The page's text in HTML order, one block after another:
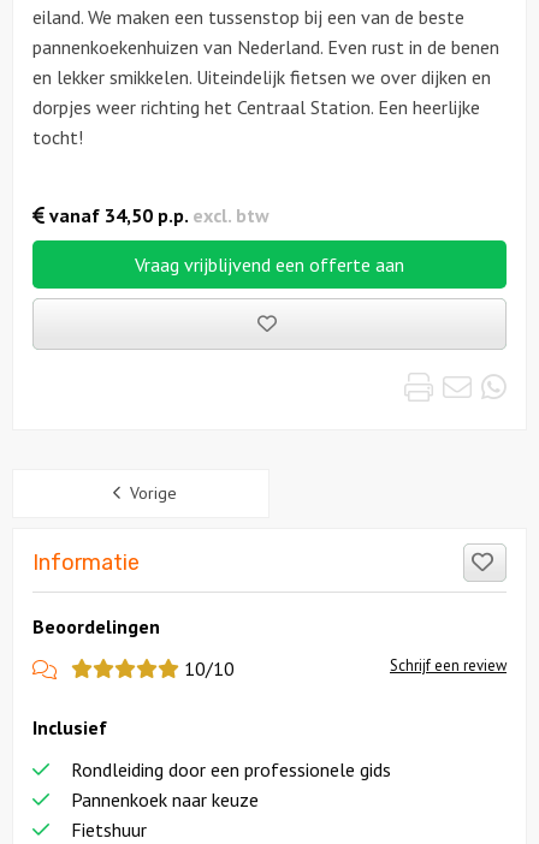
eiland. We maken een tussenstop bij een van de beste
pannenkoekenhuizen van Nederland. Even rust in de benen
en lekker smikkelen. Uiteindelijk fietsen we over dijken en
dorpjes weer richting het Centraal Station. Een heerlijke
tocht!
Vraag vrijblijvend een offerte aan
uitjes
vanaf 34,50 p.p. excl. btw
Print
Vorige
Informatie
Beoordelingen
View
reviews
10/10 Schrijf een review
Inclusief
Rondleiding door een professionele gids
Pannenkoek naar keuze
Fietshuur